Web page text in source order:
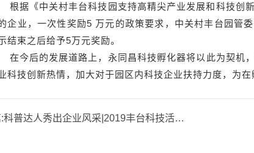
《中关村丰台科技园支持高精尖产业发展和科技创新
企业，一次性奖励5 万元的政策要求，中关村丰台园管
结束之后给予5万元奖励。
后的发展道路上， 永同昌科技孵化器将以此为契机，
科技创新热情， 加大对于园区内科技企业扶持力度， 为在
科普达人秀出企业风采|2019丰台科技活动周分会场第二届科普达人秀